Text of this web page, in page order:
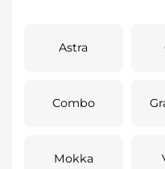
Astra
Combo
Mokka